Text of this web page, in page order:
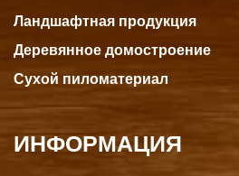
Ландшафтная продукция
Деревянное домостроение
Сухой пиломатериал
ИНФОРМАЦИЯ